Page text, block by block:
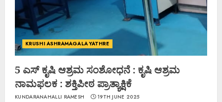
KRUSHI ASHRAMAGALA YATHRE
5 ಎಸ್ ಕೃಷಿ ಆಶ್ರಮ ಸಂಶೋಧನೆ : ಕೃಷಿ ಆಶ್ರಮ
ನಾಮಫಲಕ : ಶಕ್ತಿಪೀಠ ಪ್ರಾತ್ಯಾಕ್ಷಿಕೆ
KUNDARANAHALLI RAMESH 19TH JUNE 2025